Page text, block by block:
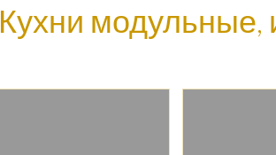
Кухни модульные,